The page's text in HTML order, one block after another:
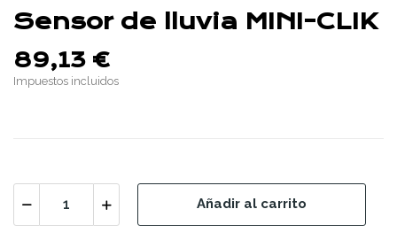
Sensor de lluvia MINI-CLIK
89,13 €
Impuestos incluidos
Añadir al carrito